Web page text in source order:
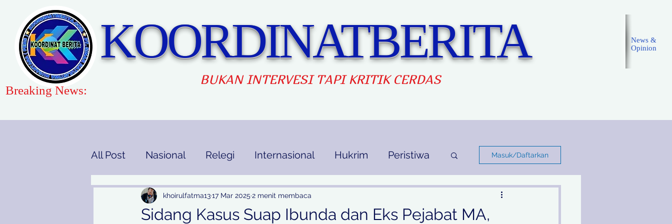
KOORDINATBERITA
BUKAN INTERVESI TAPI KRITIK CERDAS
News &
Opinion
Breaking News:
All Post Nasional Relegi Internasional Hukrim Peristiwa
Gaya Hidup Pendidikan Ekbis Opini
Masuk/Daftarkan
Sidang Kasus Suap Ibunda dan Eks Pejabat MA,
khoirulfatma1317 Mar 2025 2 menit membaca